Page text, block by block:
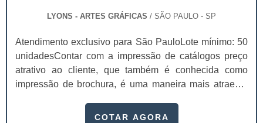
LYONS - ARTES GRÁFICAS / SÃO PAULO - SP
Atendimento exclusivo para São PauloLote mínimo: 50
unidadesContar com a impressão de catálogos preço
atrativo ao cliente, que também é conhecida como
impressão de brochura, é uma maneira mais atraente
empresa e os produtos que ela oferece.Além disso, é
COTAR AGORA